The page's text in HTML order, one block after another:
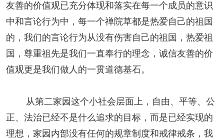
友善的价值观已充分体现和落实在每一个成员的意识
中和言论行为中，每一个禅院草都是热爱自己的祖国
的，我们的言论行为从没有伤害自己的祖国，热爱祖
国，尊重祖先是我们一直奉行的理念，诚信友善的价
值观更是我们做人的一贯道德基石。
从第二家园这个小社会层面上，自由、平等、公
正、法治已经不是什么追求的目标，而是已经实现的
理想，家园内部没有任何的规章制度和戒律戒条，我